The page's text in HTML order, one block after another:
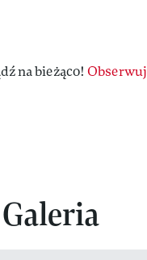
na bieżąco!Obserwuj
Galeria